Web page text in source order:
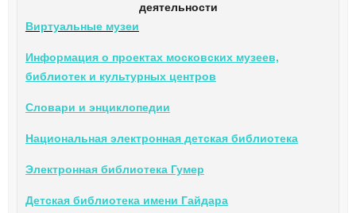
деятельности
Виртуальные музеи
Информация о проектах московских музеев,
библиотек и культурных центров
Словари и энциклопедии
Национальная электронная детская библиотека
Электронная библиотека Гумер
Детская библиотека имени Гайдара